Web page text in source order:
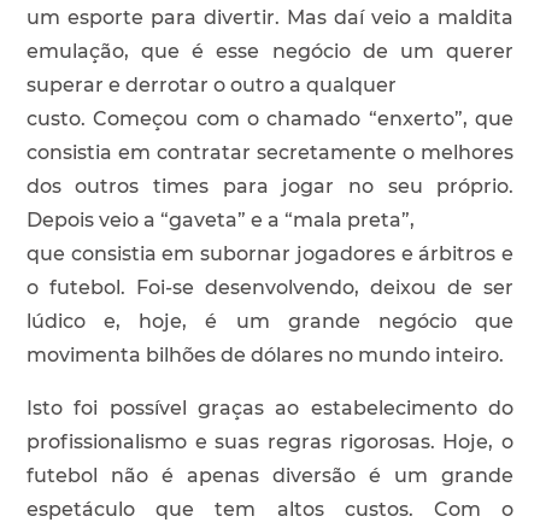
um esporte para divertir. Mas daí veio a maldita
emulação, que é esse negócio de um querer
superar e derrotar o outro a qualquer
custo. Começou com o chamado “enxerto”, que
consistia em contratar secretamente o melhores
dos outros times para jogar no seu próprio.
Depois veio a “gaveta” e a “mala preta”,
que consistia em subornar jogadores e árbitros e
o futebol. Foi-se desenvolvendo, deixou de ser
lúdico e, hoje, é um grande negócio que
movimenta bilhões de dólares no mundo inteiro.
Isto foi possível graças ao estabelecimento do
profissionalismo e suas regras rigorosas. Hoje, o
futebol não é apenas diversão é um grande
espetáculo que tem altos custos. Com o